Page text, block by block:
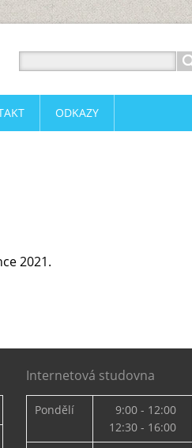
2021.
ODKAZY
Internetová studovna
Pondělí
9:00 - 12:00
12:30 - 16:00